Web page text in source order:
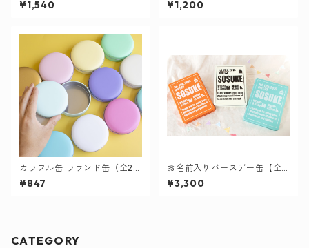
¥1,540 ¥1,200
カラフル缶 ラウンド缶（全21
色）
¥847
お名前入りバースデー缶【全11
色】
¥3,300
CATEGORY